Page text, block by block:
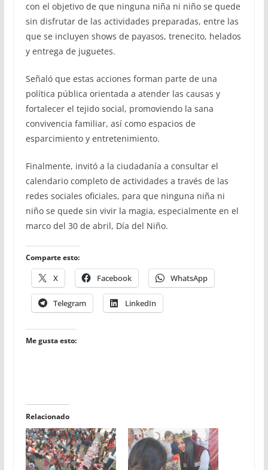
con el objetivo de que ninguna niña ni niño se quede
sin disfrutar de las actividades preparadas, entre las
que se incluyen shows de payasos, trenecito, helados
y entrega de juguetes.
Señaló que estas acciones forman parte de una
política pública orientada a atender las causas y
fortalecer el tejido social, promoviendo la sana
convivencia familiar, así como espacios de
esparcimiento y entretenimiento.
Finalmente, invitó a la ciudadanía a consultar el
calendario completo de actividades a través de las
redes sociales oficiales, para que ninguna niña ni
niño se quede sin vivir la magia, especialmente en el
marco del 30 de abril, Día del Niño.
Comparte esto:
X Facebook WhatsApp
Telegram LinkedIn
Me gusta esto:
Relacionado